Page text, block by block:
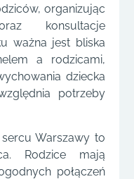
organizując
konsultacje
ważna jest bliska
a rodzicami,
dziecka
potrzeby
Warszawy to
Rodzice mają
połączeń